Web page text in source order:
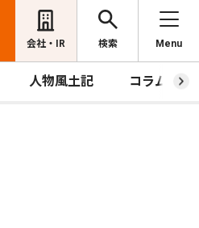
会社・IR 検索 Menu
人物風土記 コラム